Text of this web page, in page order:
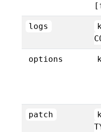
logs
options
patch